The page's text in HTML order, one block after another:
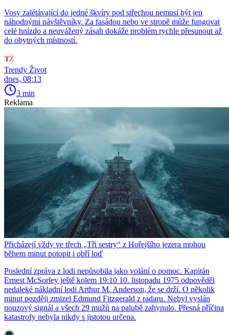
Vosy zalétávající do jedné škvíry pod střechou nemusí být jen
náhodnými návštěvníky. Za fasádou nebo ve stropě může fungovat
celé hnízdo a neuvážený zásah dokáže problém rychle přesunout až
do obytných místností.
Trendy Život
dnes, 08:13
3 min
Reklama
Přicházejí vždy ve třech „Tři sestry“ z Hořejšího jezera mohou
během minut potopit i obří loď
Poslední zpráva z lodi nepůsobila jako volání o pomoc. Kapitán
Ernest McSorley ještě kolem 19:10 10. listopadu 1975 odpověděl
nedaleké nákladní lodi Arthur M. Anderson, že se drží. O několik
minut později zmizel Edmund Fitzgerald z radaru. Nebyl vyslán
nouzový signál a všech 29 mužů na palubě zahynulo. Přesná příčina
katastrofy nebyla nikdy s jistotou určena.